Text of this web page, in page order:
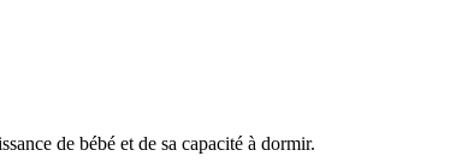
de bébé et de sa capacité à dormir.